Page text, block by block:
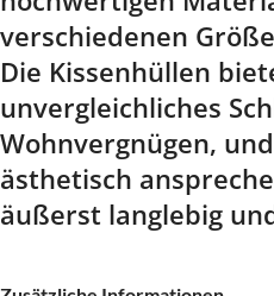
verschiedenen
Die Kissenhüllen
unvergleichliches
Wohnvergnügen,
ästhetisch
äußerst langlebig